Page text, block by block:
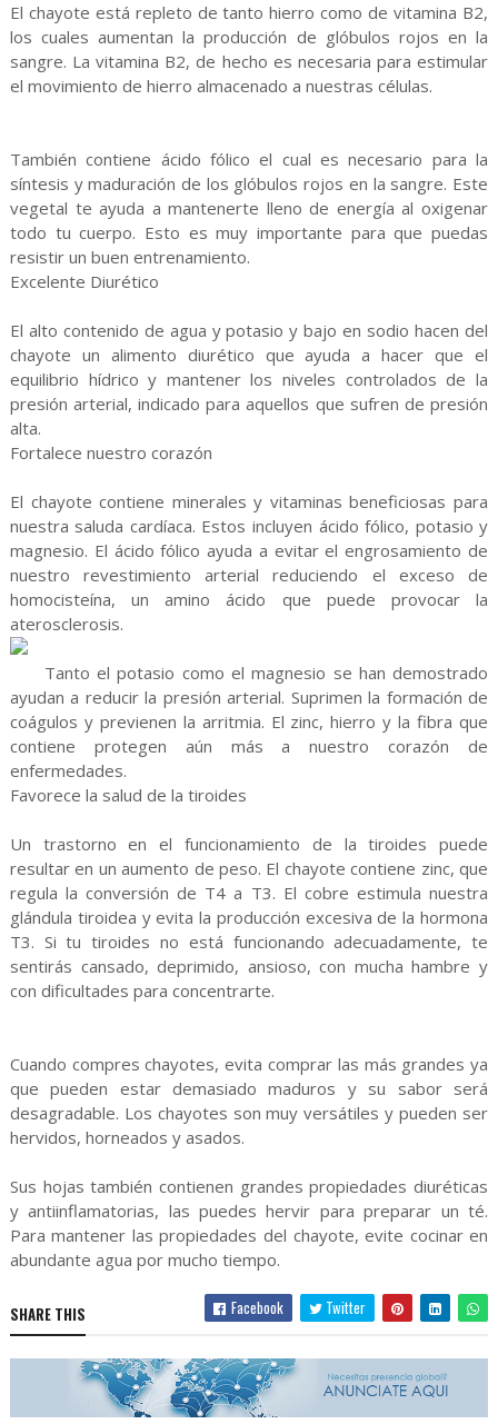
El chayote está repleto de tanto hierro como de vitamina B2,
los cuales aumentan la producción de glóbulos rojos en la
sangre. La vitamina B2, de hecho es necesaria para estimular
el movimiento de hierro almacenado a nuestras células.
También contiene ácido fólico el cual es necesario para la
síntesis y maduración de los glóbulos rojos en la sangre. Este
vegetal te ayuda a mantenerte lleno de energía al oxigenar
todo tu cuerpo. Esto es muy importante para que puedas
resistir un buen entrenamiento.
Excelente Diurético
El alto contenido de agua y potasio y bajo en sodio hacen del
chayote un alimento diurético que ayuda a hacer que el
equilibrio hídrico y mantener los niveles controlados de la
presión arterial, indicado para aquellos que sufren de presión
alta.
Fortalece nuestro corazón
El chayote contiene minerales y vitaminas beneficiosas para
nuestra saluda cardíaca. Estos incluyen ácido fólico, potasio y
magnesio. El ácido fólico ayuda a evitar el engrosamiento de
nuestro revestimiento arterial reduciendo el exceso de
homocisteína, un amino ácido que puede provocar la
aterosclerosis.
Tanto el potasio como el magnesio se han demostrado
ayudan a reducir la presión arterial. Suprimen la formación de
coágulos y previenen la arritmia. El zinc, hierro y la fibra que
contiene protegen aún más a nuestro corazón de
enfermedades.
Favorece la salud de la tiroides
Un trastorno en el funcionamiento de la tiroides puede
resultar en un aumento de peso. El chayote contiene zinc, que
regula la conversión de T4 a T3. El cobre estimula nuestra
glándula tiroidea y evita la producción excesiva de la hormona
T3. Si tu tiroides no está funcionando adecuadamente, te
sentirás cansado, deprimido, ansioso, con mucha hambre y
con dificultades para concentrarte.
Cuando compres chayotes, evita comprar las más grandes ya
que pueden estar demasiado maduros y su sabor será
desagradable. Los chayotes son muy versátiles y pueden ser
hervidos, horneados y asados.
Sus hojas también contienen grandes propiedades diuréticas
y antiinflamatorias, las puedes hervir para preparar un té.
Para mantener las propiedades del chayote, evite cocinar en
abundante agua por mucho tiempo.
SHARE THIS Facebook Twitter